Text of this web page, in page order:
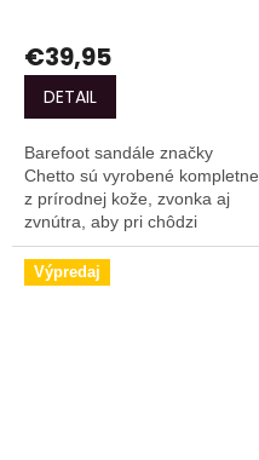
€39,95
DETAIL
Barefoot sandále značky
Chetto sú vyrobené kompletne
z prírodnej kože, zvonka aj
zvnútra, aby pri chôdzi
poskytovali skutočný pocit
voľnosti a pohodlia.
Výpredaj